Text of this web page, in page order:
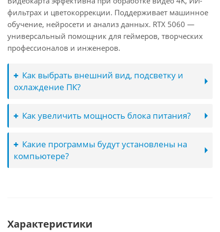
фильтрах и цветокоррекции. Поддерживает машинное
обучение, нейросети и анализ данных. RTX 5060 —
универсальный помощник для геймеров, творческих
профессионалов и инженеров.
Как выбрать внешний вид, подсветку и
охлаждение ПК?
Как увеличить мощность блока питания?
Какие программы будут установлены на
компьютере?
Характеристики